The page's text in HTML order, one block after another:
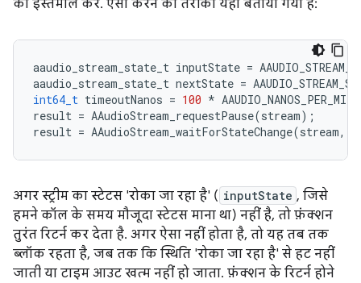
का इस्तेमाल करें. ऐसा करने का तरीका यहां बताया गया है:
aaudio_stream_state_t inputState =
aaudio_stream_state_t nextState =
int64_t timeoutNanos = 100 *
result = AAudioStream_requestPause(stream);
result = AAudioStream_waitForStateChange(stream,
अगर स्ट्रीम का स्टेटस 'रोका जा रहा है' ( inputState , जिसे
हमने कॉल के समय मौजूदा स्टेटस माना था) नहीं है, तो फ़ंक्शन
तुरंत रिटर्न कर देता है. अगर ऐसा नहीं होता है, तो यह तब तक
ब्लॉक रहता है, जब तक कि स्थिति 'रोका जा रहा है' से हट नहीं
जाती या टाइम आउट खत्म नहीं हो जाता. फ़ंक्शन के रिटर्न होने